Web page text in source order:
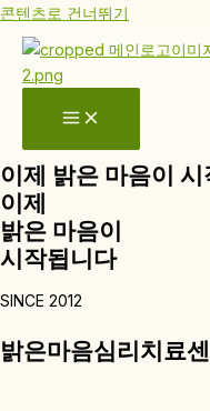
콘텐츠로 건너뛰기
이제 밝은 마음이
이제
밝은 마음이
시작됩니다
SINCE 2012
밝은마음심리치료